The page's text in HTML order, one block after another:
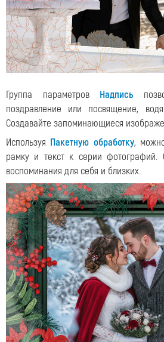
Группа параметров Надпись
поздравление или посвящение,
Создавайте запоминающиеся
Используя Пакетную обработку,
рамку и текст к серии фотографий.
воспоминания для себя и близких.